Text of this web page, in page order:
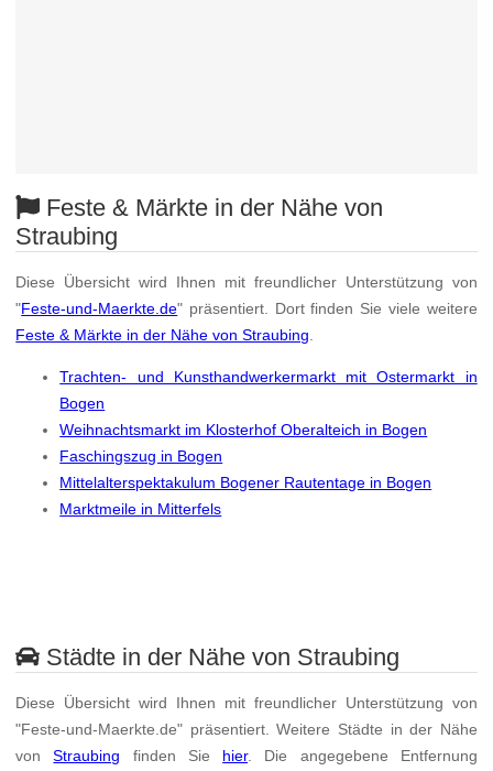
Feste & Märkte in der Nähe von
Straubing
Diese Übersicht wird Ihnen mit freundlicher Unterstützung von
"Feste-und-Maerkte.de" präsentiert. Dort finden Sie viele weitere
Feste & Märkte in der Nähe von Straubing
Trachten- und Kunsthandwerkermarkt mit Ostermarkt in
Bogen
Weihnachtsmarkt im Klosterhof Oberalteich in Bogen
Faschingszug in Bogen
Mittelalterspektakulum Bogener Rautentage in Bogen
Marktmeile in Mitterfels
Städte in der Nähe von Straubing
Diese Übersicht wird Ihnen mit freundlicher Unterstützung von
"Feste-und-Maerkte.de" präsentiert. Weitere Städte in der Nähe
vonStraubing finden Sie hier. Die angegebene Entfernung